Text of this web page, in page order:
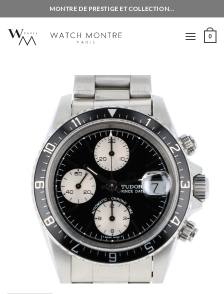
au
contenu
MONTRE DE PRESTIGE ET COLLECTION...
0